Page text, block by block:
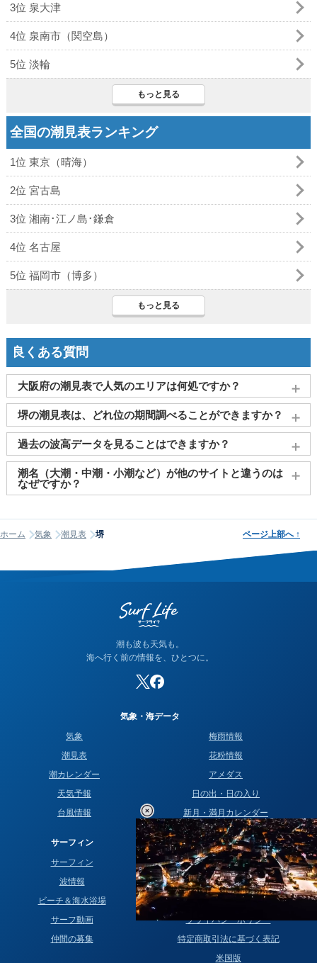
3位 泉大津
4位 泉南市（関空島）
5位 淡輪
もっと見る
全国の潮見表ランキング
1位 東京（晴海）
2位 宮古島
3位 湘南･江ノ島･鎌倉
4位 名古屋
5位 福岡市（博多）
もっと見る
Unmute /
Loaded:
34.94%
良くある質問
大阪府の潮見表で人気のエリアは何処ですか？
大阪 、堺 、泉大津、 泉南市（関空島） 、 淡輪がよく見られて
おります。
堺の潮見表は、どれ位の期間調べることができますか？
2011～2027年までの16年間分の潮汐情報や日の出・日の入りを
調べることができます。視覚的に分かり易くタイドグラフで、
日の出・日の入り情報も合わせて確認することができます。
過去の波高データを見ることはできますか？
大変申し訳ございませんが、過去の波高データ（波の高さ）に
関してはご提供しておりません。
潮名（大潮・中潮・小潮など）が他のサイトと違うのは
なぜですか？
何日まで大潮」という統一された公的な定義はありません。そ
のため、サイトが採用する計算方式によって、境界にあたる日
って見える場合は、そのサイトが別の方式を使っている可能性
ホーム 気象 潮見表 堺 ページ上部へ ↑
潮も波も天気も。
海へ行く前の情報を、ひとつに。
気象・海データ
気象
潮見表
潮カレンダー
天気予報
台風情報
梅雨情報
花粉情報
アメダス
日の出・日の入り
新月・満月カレンダー
サーフィン
サーフィン
波情報
ビーチ＆海水浴場
サーフ動画
仲間の募集
運営情報
お問い合わせ
運営者情報
サイトマップ
プライバシーポリシー
特定商取引法に基づく表記
米国版